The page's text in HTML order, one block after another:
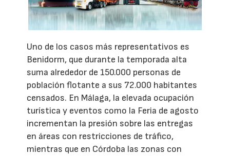
Uno de los casos más representativos es
Benidorm, que durante la temporada alta
suma alrededor de 150.000 personas de
población flotante a sus 72.000 habitantes
censados. En Málaga, la elevada ocupación
turística y eventos como la Feria de agosto
incrementan la presión sobre las entregas
en áreas con restricciones de tráfico,
mientras que en Córdoba las zonas con